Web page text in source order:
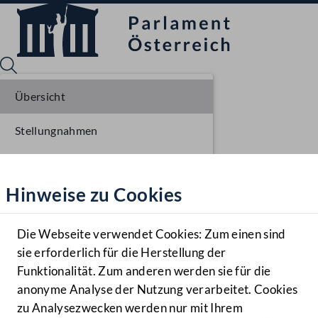
Hilfe
Benutzer
Navigationsmenü öffnen
MENÜ
Hinweise zu Cookies
Die Webseite verwendet Cookies: Zum einen sind
sie erforderlich für die Herstellung der
Funktionalität. Zum anderen werden sie für die
anonyme Analyse der Nutzung verarbeitet. Cookies
zu Analysezwecken werden nur mit Ihrem
Übersicht
Stellungnahmen
Einlangen NR
Ausschussberatungen NR
Plenarberatungen NR
Einlangen BR